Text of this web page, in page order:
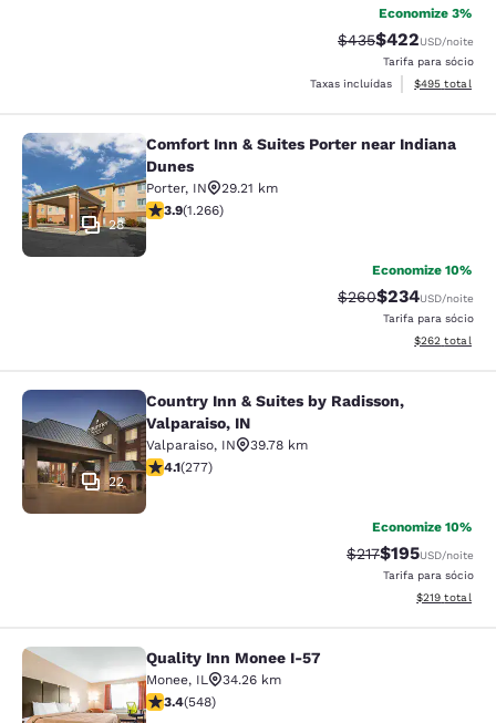
Economize 3%
Tarifa anterior
$435Tarifa com
$422USD/noite
Tarifa para sócio
Taxas incluídas
Exibir
$495 total
Comfort Inn & Suites Porter near
28
Comfort Inn & Suites Porter near Indiana
Dunes
Porter, IN
29.21 km
classificação 3.91 estrelas. Bom. 1266 avaliações
3.9(1.266)
Economize 10%
Tarifa anterior
$260Tarifa com
$234USD/noite
Tarifa para sócio
Exibir
$262 total
Country Inn & Suites by Radisson,
22
Country Inn & Suites by Radisson,
Valparaiso, IN
Valparaiso, IN
39.78 km
classificação 4.14 estrelas. Muito bom. 277 avaliações
4.1(277)
Economize 10%
Tarifa anterior
$217Tarifa com
$195USD/noite
Tarifa para sócio
Exibir
$219 total
Quality Inn Monee I-57
Quality Inn Monee I-57
Monee, IL
34.26 km
classificação 3.43 estrelas. Bom. 548 avaliações
3.4(548)